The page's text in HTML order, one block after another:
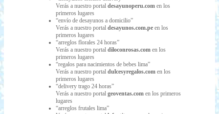
Verás a nuestro portal desayunoperu.com en los
primeros lugares
“envío de desayunos a domicilio”
Verás a nuestro portal desayunos.com.pe en los
primeros lugares
“arreglos florales 24 horas”
Verás a nuestro portal diloconrosas.com en los
primeros lugares
“regalos para nacimientos de bebes lima”
Verás a nuestro portal dulcesyregalos.com en los
primeros lugares
“delivery trago 24 horas”
Verás a nuestro portal geoventas.com en los primeros
lugares
“arreglos frutales lima”